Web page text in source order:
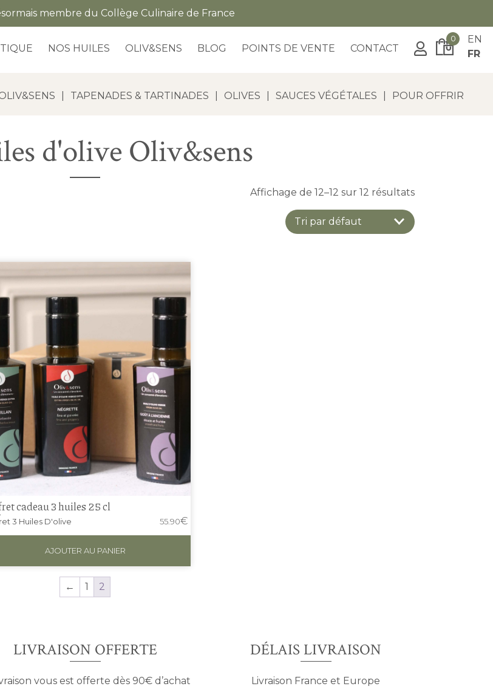
membre du Collège Culinaire de France
NOS HUILES OLIV&SENS BLOG POINTS DE VENTE CONTACT
0
EN
FR
TAPENADES & TARTINADES OLIVES SAUCES VÉGÉTALES POUR OFFRIR
d'olive Oliv&sens
Affichage de 12–12 sur 12 résultats
cadeau 3 huiles 25 cl
3 Huiles D'olive 55.90€
AJOUTER AU PANIER
← 1 2
LIVRAISON OFFERTE
vous est offerte dès 90€ d’achat
DÉLAIS LIVRAISON
Livraison France et Europe